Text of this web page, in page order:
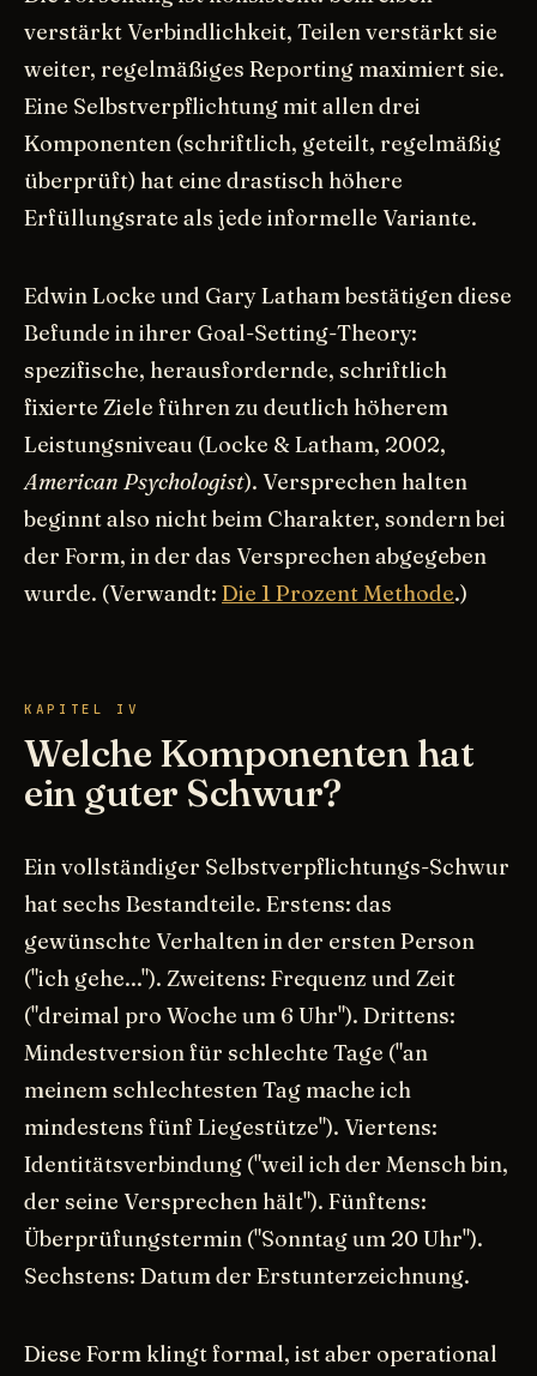
verstärkt Verbindlichkeit, Teilen verstärkt sie
weiter, regelmäßiges Reporting maximiert sie.
Eine Selbstverpflichtung mit allen drei
Komponenten (schriftlich, geteilt, regelmäßig
überprüft) hat eine drastisch höhere
Erfüllungsrate als jede informelle Variante.
Edwin Locke und Gary Latham bestätigen diese
Befunde in ihrer Goal-Setting-Theory:
spezifische, herausfordernde, schriftlich
fixierte Ziele führen zu deutlich höherem
Leistungsniveau (Locke & Latham, 2002,
American Psychologist). Versprechen halten
beginnt also nicht beim Charakter, sondern bei
der Form, in der das Versprechen abgegeben
wurde. (Verwandt: Die 1 Prozent Methode.)
KAPITEL IV
Welche Komponenten hat
ein guter Schwur?
Ein vollständiger Selbstverpflichtungs-Schwur
hat sechs Bestandteile. Erstens: das
gewünschte Verhalten in der ersten Person
("ich gehe..."). Zweitens: Frequenz und Zeit
("dreimal pro Woche um 6 Uhr"). Drittens:
Mindestversion für schlechte Tage ("an
meinem schlechtesten Tag mache ich
mindestens fünf Liegestütze"). Viertens:
Identitätsverbindung ("weil ich der Mensch bin,
der seine Versprechen hält"). Fünftens:
Überprüfungstermin ("Sonntag um 20 Uhr").
Sechstens: Datum der Erstunterzeichnung.
Diese Form klingt formal, ist aber operational